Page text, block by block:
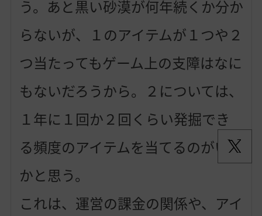
う。あと黒い砂漠が何年続くか分か
らないが、１のアイテムが１つや２
つ当たってもゲーム上の支障はなに
もないだろうから。２については、
１年に１回か２回くらい発掘でき
る頻度のアイテムを当てるのがいい
かと思う。
これは、運営の課金の関係や、アイ